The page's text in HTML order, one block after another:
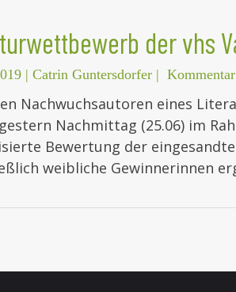
der vhs
| Catrin Guntersdorfer |
Nachwuchsautoren eines
Nachmittag (25.06) im
Bewertung der
weibliche Gewinnerinnen